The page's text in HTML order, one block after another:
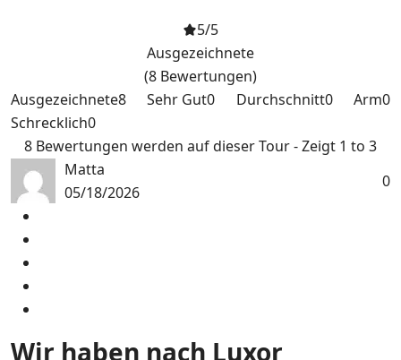
5/5
Ausgezeichnete
(8 Bewertungen)
Ausgezeichnete8 Sehr Gut0 Durchschnitt0 Arm0
Schrecklich0
8 Bewertungen werden auf dieser Tour - Zeigt 1 to 3
Matta
05/18/2026
0
Wir haben nach Luxor